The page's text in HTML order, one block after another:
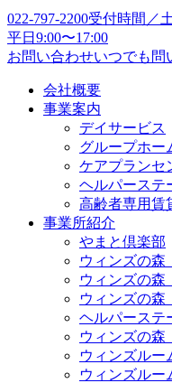
022-797-2200受付時間／
平日9:00〜17:00
お問い合わせいつでも問
会社概要
事業案内
デイサービス
グループホー
ケアプランセ
ヘルパーステ
高齢者専用賃
事業所紹介
やまと倶楽部
ウィンズの
ウィンズの
ウィンズの
ヘルパーステ
ウィンズの
ウィンズルー
ウィンズルー